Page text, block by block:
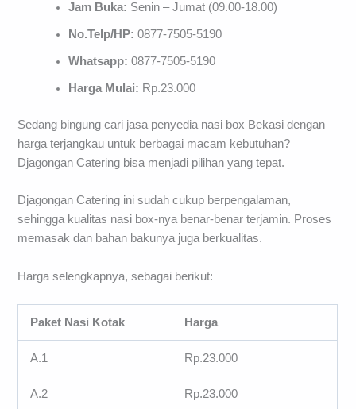
Jam Buka: Senin – Jumat (09.00-18.00)
No.Telp/HP: 0877-7505-5190
Whatsapp:0877-7505-5190
Harga Mulai: Rp.23.000
Sedang bingung cari jasa penyedia nasi box Bekasi dengan
harga terjangkau untuk berbagai macam kebutuhan?
Djagongan Catering bisa menjadi pilihan yang tepat.
Djagongan Catering ini sudah cukup berpengalaman,
sehingga kualitas nasi box-nya benar-benar terjamin. Proses
memasak dan bahan bakunya juga berkualitas.
Harga selengkapnya, sebagai berikut:
Paket Nasi Kotak Harga
A.1 Rp.23.000
A.2 Rp.23.000